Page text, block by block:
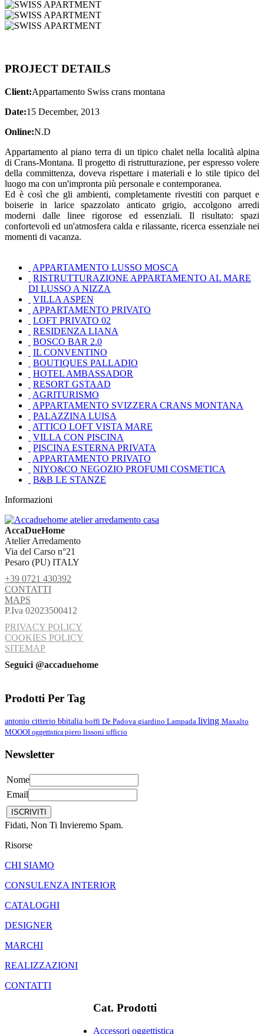
PROJECT DETAILS
Client:Appartamento Swiss crans montana
Date:15 December, 2013
Online:N.D
Appartamento al piano terra di un tipico chalet nella località alpina
di Crans-Montana. Il progetto di ristrutturazione, per espresso volere
della committenza, doveva rispettare i materiali e lo stile tipico del
luogo ma con un'impronta più personale e contemporanea.
Ed è così che gli ambienti, completamente rivestiti con parquet e
boiserie in larice spazzolato anticato grigio, accolgono arredi
moderni dalle linee rigorose ed essenziali. Il risultato: spazi
confortevoli ed un'atmosfera calda e rilassante, ricerca essenziale nei
momenti di vacanza.
APPARTAMENTO LUSSO MOSCA
RISTRUTTURAZIONE APPARTAMENTO AL MARE
DI LUSSO A NIZZA
VILLA ASPEN
APPARTAMENTO PRIVATO
LOFT PRIVATO 02
RESIDENZA LIANA
BOSCO BAR 2.0
IL CONVENTINO
BOUTIQUES PALLADIO
HOTEL AMBASSADOR
RESORT GSTAAD
AGRITURISMO
APPARTAMENTO SVIZZERA CRANS MONTANA
PALAZZINA LUISA
ATTICO LOFT VISTA MARE
VILLA CON PISCINA
PISCINA ESTERNA PRIVATA
APPARTAMENTO PRIVATO
NIYO&CO NEGOZIO PROFUMI COSMETICA
B&B LE STANZE
Informazioni
AccaDueHome
Atelier Arredamento
Via del Carso n°21
Pesaro (PU) ITALY
+39 0721 430392
CONTATTI
MAPS
P.Iva 02023500412
PRIVACY POLICY
COOKIES POLICY
SITEMAP
Seguici @accaduehome
Prodotti Per Tag
antonio citterio bbitalia boffi De Padova giardino Lampada living Maxalto
MOOOI oggettistica piero lissoni ufficio
Newsletter
Nome
Email
Fidati, Non Ti Invieremo Spam.
Risorse
CHI SIAMO
CONSULENZA INTERIOR
CATALOGHI
DESIGNER
MARCHI
REALIZZAZIONI
CONTATTI
Cat. Prodotti
Accessori oggettistica